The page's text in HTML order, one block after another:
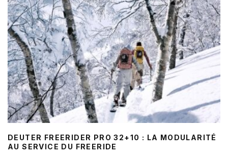
DEUTER FREERIDER PRO 32+10 : LA MODULARITÉ
AU SERVICE DU FREERIDE